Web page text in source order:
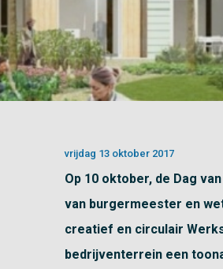
vrijdag 13 oktober 2017
Op 10 oktober, de Dag
van burgermeester en
creatief en circulair
bedrijventerrein een